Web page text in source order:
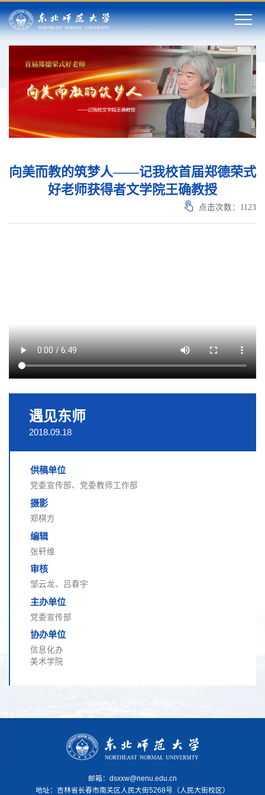
遇见东师
2018.09.18
供稿单位
党委宣传部、党委教师工作部
摄影
郑棋方
编辑
张轩维
审核
邹云龙、吕春宇
主办单位
党委宣传部
协办单位
信息化办
美术学院
向美而教的筑梦人——记我校首届郑德荣式
好老师获得者文学院王确教授
点击次数： 1123
邮箱：dsxxw@nenu.edu.cn
地址： 吉林省长春市南关区人民大街5268号（人民大街校区）